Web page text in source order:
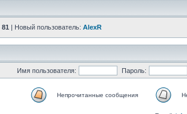
81 | Новый пользователь: AlexR
Имя пользователя: Пароль:
Непрочитанные сообщения